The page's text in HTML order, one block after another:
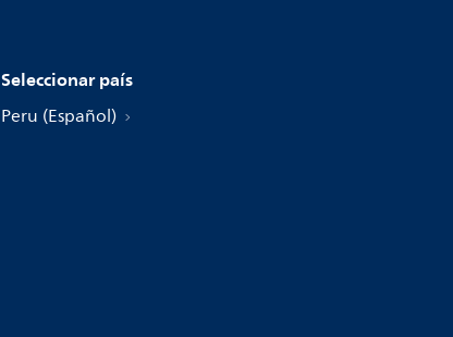
Seleccionar país
Peru (Español)